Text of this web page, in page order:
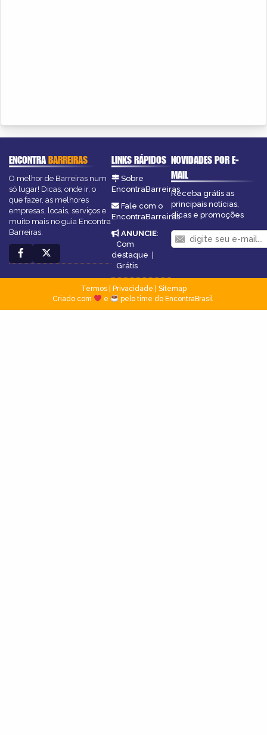
ENCONTRABARREIRAS
O melhor de Barreiras num
só lugar! Dicas, onde ir, o
que fazer, as melhores
empresas, locais, serviços e
muito mais no guia Encontra
Barreiras.
LINKS RÁPIDOS
Sobre
EncontraBarreiras
Fale com o
EncontraBarreiras
ANUNCIE:
Com
destaque |
Grátis
NOVIDADES POR E-
MAIL
Receba grátis as
principais notícias,
dicas e promoções
Termos| Privacidade
Sitemap
Criado com
e pelo time do EncontraBrasil